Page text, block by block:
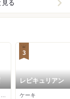
見る
3
レピキュリアン
ケーキ